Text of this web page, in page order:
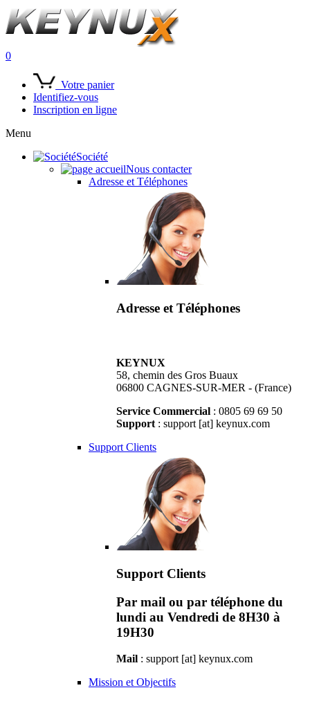
0
Votre panier
Identifiez-vous
Inscription en ligne
Menu
Société
Nous contacter
Adresse et Téléphones
Adresse et Téléphones
KEYNUX
58, chemin des Gros Buaux
06800 CAGNES-SUR-MER - (France)
Service Commercial : 0805 69 69 50
Support : support [at] keynux.com
Support Clients
Support Clients
Par mail ou par téléphone du
lundi au Vendredi de 8H30 à
19H30
Mail : support [at] keynux.com
Mission et Objectifs